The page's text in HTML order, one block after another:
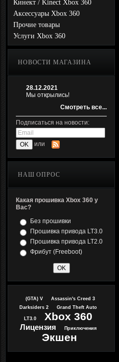
Кинект / Kinect Xbox 360
Аксессуары Xbox 360
Прочие товары
Услуги Xbox 360
НОВОСТИ МАГАЗИНА
28.12.2021
Мы открылись!
Смотреть все...
Подписаться на новости:
или
НАШ ОПРОС
Какая прошивка Xbox 360 у
Вас?
Без прошивки
Прошивка привода LT3.0
Прошивка привода LT2.0
Фрибут (Freeboot)
(GTA) V
Assassin's Creed 3
Darksiders 2
Grand Theft Auto
LT3.0 Xbox 360
Лицензия Приключения
Экшен